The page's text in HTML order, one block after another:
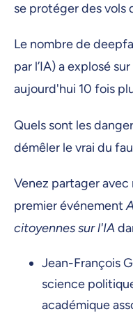
se protéger des vols
​Le nombre de
par l’IA) a explosé
aujourd'hui 10 fois
​Quels sont les
démêler le vrai du
​Venez partager avec
premier événement
citoyennes sur l'IA
​Jean-François
science
académique